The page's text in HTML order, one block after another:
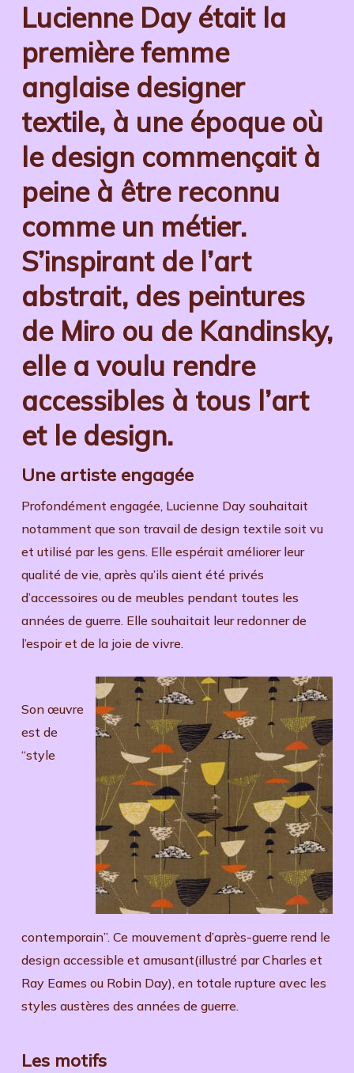
Lucienne Day était la
première femme
anglaise designer
textile, à une époque où
le design commençait à
peine à être reconnu
comme un métier.
S’inspirant de l’art
abstrait, des peintures
de Miro ou de Kandinsky,
elle a voulu rendre
accessibles à tous l’art
et le design.
Une artiste engagée
Profondément engagée, Lucienne Day souhaitait
notamment que son travail de design textile soit vu
et utilisé par les gens. Elle espérait améliorer leur
qualité de vie, après qu’ils aient été privés
d’accessoires ou de meubles pendant toutes les
années de guerre. Elle souhaitait leur redonner de
l’espoir et de la joie de vivre.
Son œuvre
est de
“style
contemporain”. Ce mouvement d’après-guerre rend le
design accessible et amusant(illustré par Charles et
Ray Eames ou Robin Day), en totale rupture avec les
styles austères des années de guerre.
Les motifs